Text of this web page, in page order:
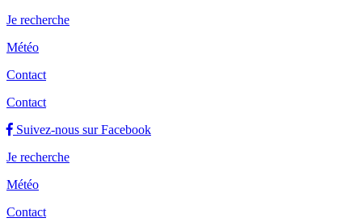
Je recherche
Météo
Contact
Contact
Suivez-nous sur Facebook
Je recherche
Météo
Contact